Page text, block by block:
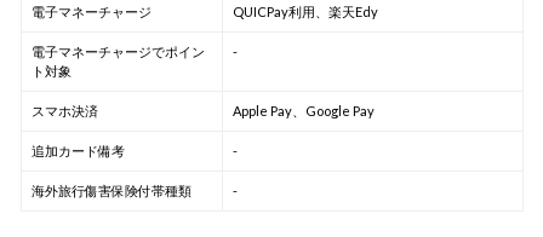
電子マネーチャージ QUICPay利用、楽天Edy
電子マネーチャージでポイン
ト対象
-
スマホ決済 Apple Pay、Google Pay
追加カード備考 -
海外旅行傷害保険付帯種類 -